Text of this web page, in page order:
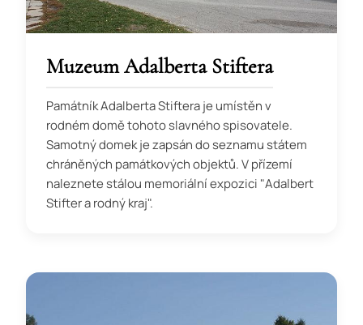
Muzeum Adalberta Stiftera
Památník Adalberta Stiftera je umístěn v
rodném domě tohoto slavného spisovatele.
Samotný domek je zapsán do seznamu státem
chráněných památkových objektů. V přízemí
naleznete stálou memoriální expozici "Adalbert
Stifter a rodný kraj".